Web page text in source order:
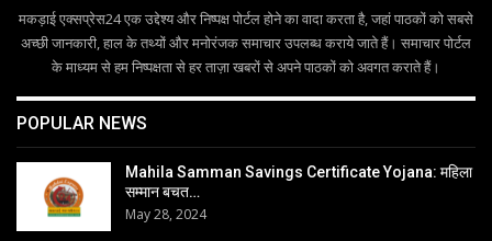
मकड़ाई एक्सप्रेस24 एक उद्देश्य और निष्पक्ष पोर्टल होने का वादा करता है, जहां पाठकों को सबसे
अच्छी जानकारी, हाल के तथ्यों और मनोरंजक समाचार उपलब्ध कराये जाते हैं। समाचार पोर्टल
के माध्यम से हम निष्पक्षता से हर ताज़ा खबरों से अपने पाठकों को अवगत कराते हैं।
POPULAR NEWS
Mahila Samman Savings Certificate Yojana: महिला
सम्मान बचत…
May 28, 2024